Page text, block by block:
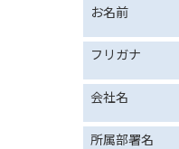
お名前
フリガナ
会社名
所属部署名